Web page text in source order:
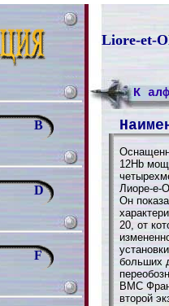
Liore-et-
B
D
F
К
12Hb
Лиоре-е-
Он
20, от
больших
ВМС
второй